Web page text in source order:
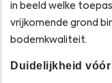
in beeld welke
vrijkomende grond
bodemkwaliteit.
Duidelijkheid